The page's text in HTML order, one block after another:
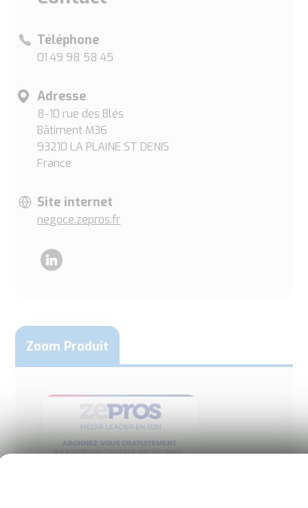
Téléphone
01 49 98 58 45
Adresse
8-10 rue des Blés
Bâtiment M36
93210 LA PLAINE ST DENIS
France
Site internet
negoce.zepros.fr
LinkedIn
Zoom Produit